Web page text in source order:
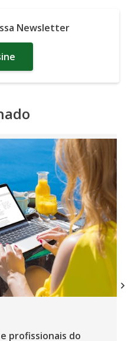
Newsletter
profissionais do